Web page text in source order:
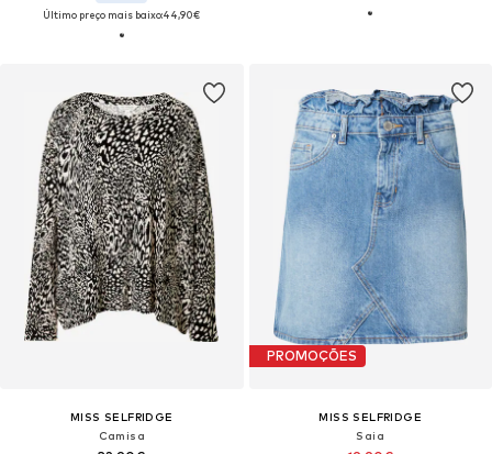
Último preço mais baixo:44,90€
MISS SELFRIDGE
Camisa
PROMOÇÕES
MISS SELFRIDGE
Saia